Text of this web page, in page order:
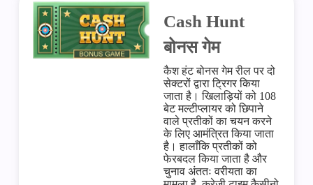
Cash Hunt
बोनस गेम
कैश हंट बोनस गेम रील पर दो
सेक्टरों द्वारा ट्रिगर किया
जाता है। खिलाड़ियों को 108
बेट मल्टीप्लायर को छिपाने
वाले प्रतीकों का चयन करने
के लिए आमंत्रित किया जाता
है। हालाँकि प्रतीकों को
फेरबदल किया जाता है और
चुनाव अंततः वरीयता का